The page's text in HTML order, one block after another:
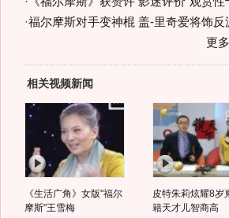
·福尔摩斯对手变神棍 盖-里奇爱将饰反
更
相关视频新闻
《生活广角》女版"福尔
摩斯"王雪梅
皮特朱莉炫耀8岁
籍天才儿智商高